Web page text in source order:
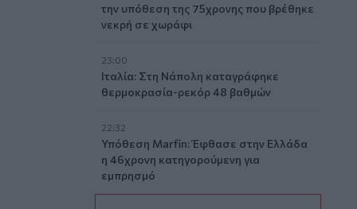
την υπόθεση της 75χρονης που βρέθηκε
νεκρή σε χωράφι
23:00
Ιταλία: Στη Νάπολη καταγράφηκε
θερμοκρασία-ρεκόρ 48 βαθμών
22:32
Υπόθεση Marfin: Έφθασε στην Ελλάδα
η 46χρονη κατηγορούμενη για
εμπρησμό